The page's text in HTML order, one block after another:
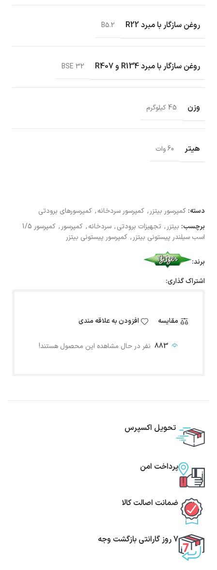
روغن سازگار با مبرد R22 B5.2
روغن سازگار با مبرد R134 و R407 BSE 32
وزن 45 کیلوگرم
هیتر 60 وات
دسته: کمپرسور بیتزر , کمپرسور سردخانه, کمپرسورهای برودتی
برچسب: بیتزر , تجهیزات برودتی, سردخانه, کمپرسور ,
کمپرسور 1/5
اسب سیلندر پیستونی بیتزر , کمپرسور پیستونی بیتزر
برند:
اشتراک گذاری:
مقایسه افزودن به علاقه مندی
883 نفر در حال مشاهده این محصول هستند!
تحویل اکسپرس
پرداخت امن
ضمانت اصالت کالا
7 روز گارانتی بازگشت وجه